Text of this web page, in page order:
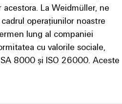
La Weidmüller, ne
operațiunilor noastre
lung al companiei
cu valorile sociale,
8000 și ISO 26000. Aceste